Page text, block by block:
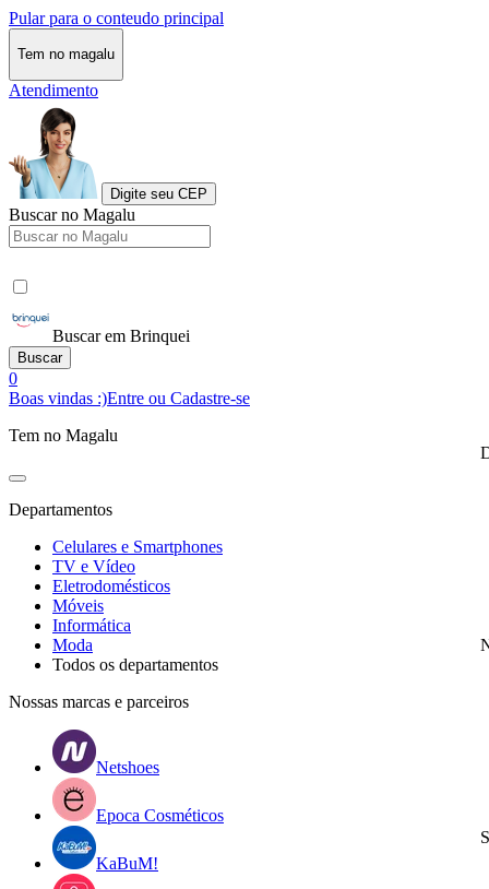
Pular para o conteudo principal
Tem no magalu
Atendimento
Digite seu CEP
Buscar no Magalu
Buscar em Brinquei
Buscar
0
Boas vindas :)Entre ou Cadastre-se
Tem no Magalu
Departamentos
Celulares e Smartphones
TV e Vídeo
Eletrodomésticos
Móveis
Informática
Moda
Todos os departamentos
Nossas marcas e parceiros
Netshoes
Epoca Cosméticos
KaBuM!